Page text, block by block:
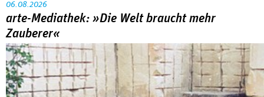
06.08.2026
arte-Mediathek: »Die Welt braucht mehr
Zauberer«